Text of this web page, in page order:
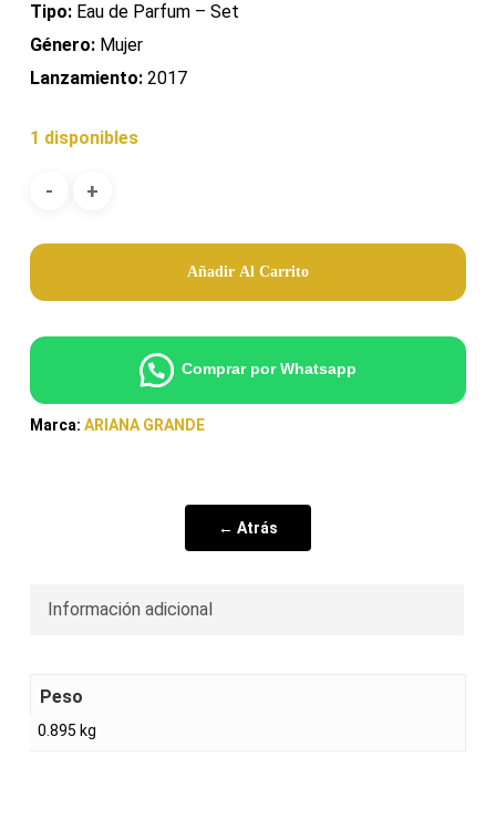
Tipo:Eau de Parfum – Set
Género:Mujer
Lanzamiento:2017
1 disponibles
Añadir Al Carrito
Comprar por Whatsapp
Marca: ARIANA GRANDE
← Atrás
Información adicional
Peso
0.895 kg